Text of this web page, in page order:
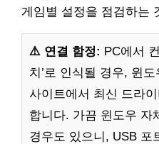
게임별 설정을 점검하는
⚠️ 연결 함정: PC에서
치’로 인식될 경우, 윈
사이트에서 최신 드라
합니다. 가끔 윈도우 자
경우도 있으니, USB 포